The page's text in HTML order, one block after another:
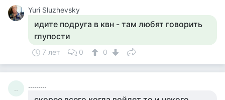
Yuri Sluzhevsky
идите подруга в квн - там любят говорить
глупости
7 лет 0 0
.. .........